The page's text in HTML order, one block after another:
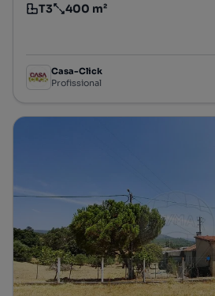
Tipologia
T3
Preço por metro quadrado
400 m²
Casa-Click
Profissional